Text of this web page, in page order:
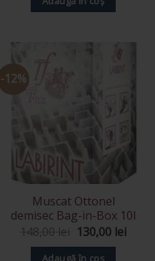
fost:
-12%
Muscat Ottonel
demisec Bag-in-Box 10l
148,00 lei Prețul
inițial
a
130,00 lei
Adaugă în coș